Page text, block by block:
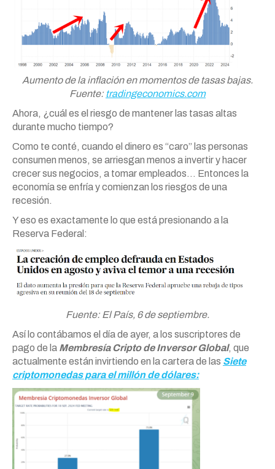
Aumento de la inflación en momentos de tasas bajas.
Fuente: tradingeconomics.com
Ahora, ¿cuál es el riesgo de mantener las tasas altas
durante mucho tiempo?
Como te conté, cuando el dinero es “caro” las personas
consumen menos, se arriesgan menos a invertir y hacer
crecer sus negocios, a tomar empleados… Entonces la
economía se enfría y comienzan los riesgos de una
recesión.
Y eso es exactamente lo que está presionando a la
Reserva Federal:
Fuente: El País, 6 de septiembre.
Así lo contábamos el día de ayer, a los suscriptores de
pago de la Membresía Cripto de Inversor Global, que
actualmente están invirtiendo en la cartera de las Siete
criptomonedas para el millón de dólares: